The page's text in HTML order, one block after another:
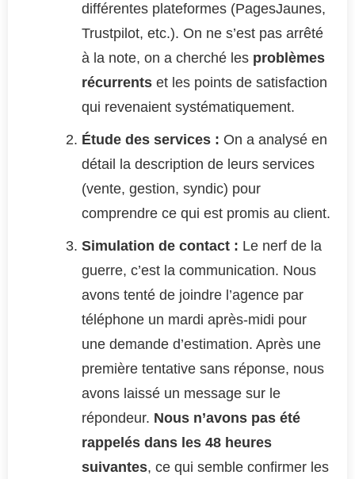
différentes plateformes (PagesJaunes,
Trustpilot, etc.). On ne s’est pas arrêté
à la note, on a cherché les problèmes
récurrentset les points de satisfaction
qui revenaient systématiquement.
Étude des services : On a analysé en
détail la description de leurs services
(vente, gestion, syndic) pour
comprendre ce qui est promis au client.
Simulation de contact : Le nerf de la
guerre, c’est la communication. Nous
avons tenté de joindre l’agence par
téléphone un mardi après-midi pour
une demande d’estimation. Après une
première tentative sans réponse, nous
avons laissé un message sur le
répondeur. Nous n’avons pas été
rappelés dans les 48 heures
suivantes, ce qui semble confirmer les